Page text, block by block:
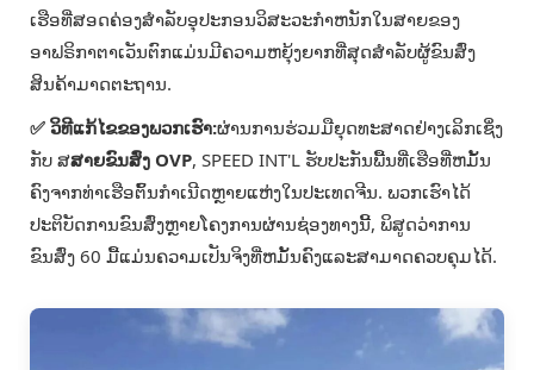
ເຮືອທີ່ສອດຄ່ອງສໍາລັບອຸປະກອນວິສະວະກໍາຫນັກໃນສາຍຂອງ
ອາຟຣິກາຕາເວັນຕົກແມ່ນມີຄວາມຫຍຸ້ງຍາກທີ່ສຸດສໍາລັບຜູ້ຂົນສົ່ງ
ສິນຄ້າມາດຕະຖານ.
✅ ວິທີແກ້ໄຂຂອງພວກເຮົາ:ຜ່ານ​ການ​ຮ່ວມ​ມື​ຍຸດ​ທະ​ສາດ​ຢ່າງ​ເລິກ​ເຊິ່ງ​
ກັບ ສສາຍຂົນສົ່ງ OVP, SPEED INT'L ຮັບປະກັນພື້ນທີ່ເຮືອທີ່ຫມັ້ນ
ຄົງຈາກທ່າເຮືອຕົ້ນກໍາເນີດຫຼາຍແຫ່ງໃນປະເທດຈີນ. ພວກເຮົາໄດ້
ປະຕິບັດການຂົນສົ່ງຫຼາຍໂຄງການຜ່ານຊ່ອງທາງນີ້, ພິສູດວ່າການ
ຂົນສົ່ງ 60 ມື້ແມ່ນຄວາມເປັນຈິງທີ່ຫມັ້ນຄົງແລະສາມາດຄວບຄຸມໄດ້.